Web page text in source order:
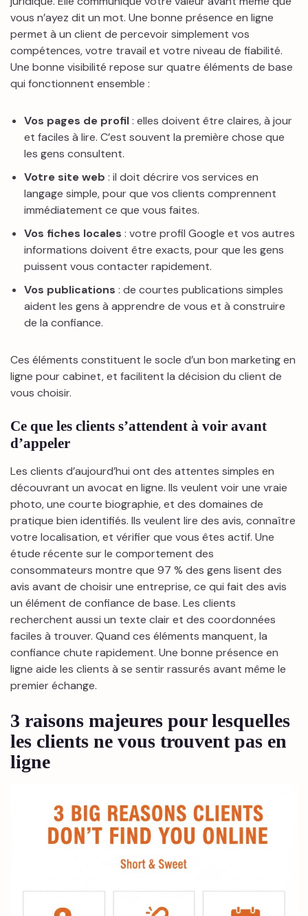
vous n’ayez dit un mot. Une bonne présence en ligne
permet à un client de percevoir simplement vos
compétences, votre travail et votre niveau de fiabilité.
Une bonne visibilité repose sur quatre éléments de base
qui fonctionnent ensemble :
Vos pages de profil: elles doivent être claires, à jour
et faciles à lire. C’est souvent la première chose que
les gens consultent.
Votre site web : il doit décrire vos services en
langage simple, pour que vos clients comprennent
immédiatement ce que vous faites.
Vos fiches locales : votre profil Google et vos autres
informations doivent être exacts, pour que les gens
puissent vous contacter rapidement.
Vos publications : de courtes publications simples
aident les gens à apprendre de vous et à construire
de la confiance.
Ces éléments constituent le socle d’un bon marketing en
ligne pour cabinet, et facilitent la décision du client de
vous choisir.
Ce que les clients s’attendent à voir avant
d’appeler
Les clients d’aujourd’hui ont des attentes simples en
découvrant un avocat en ligne. Ils veulent voir une vraie
photo, une courte biographie, et des domaines de
pratique bien identifiés. Ils veulent lire des avis, connaître
votre localisation, et vérifier que vous êtes actif. Une
étude récente sur le comportement des
consommateurs montre que 97 % des gens lisent des
avis avant de choisir une entreprise, ce qui fait des avis
un élément de confiance de base. Les clients
recherchent aussi un texte clair et des coordonnées
faciles à trouver. Quand ces éléments manquent, la
confiance chute rapidement. Une bonne présence en
ligne aide les clients à se sentir rassurés avant même le
premier échange.
3 raisons majeures pour lesquelles
les clients ne vous trouvent pas en
ligne